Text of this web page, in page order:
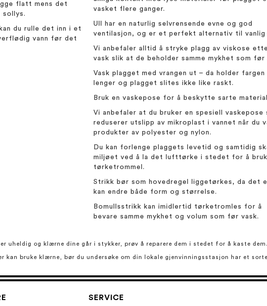
flatt mens det
sollys.
du rulle det inn i et
vann før det
vasket flere ganger.
Ull har en naturlig selvrensende evne og god
ventilasjon, og er et perfekt alternativ til vanlig
Vi anbefaler alltid å stryke plagg av viskose
vask slik at de beholder samme mykhet som før
Vask plagget med vrangen ut – da holder fargen
lenger og plagget slites ikke like raskt.
Bruk en vaskepose for å beskytte sarte
Vi anbefaler at du bruker en spesiell vaskepose
reduserer utslipp av mikroplast i vannet når du
produkter av polyester og nylon.
Du kan forlenge plaggets levetid og samtidig
miljøet ved å la det lufttørke i stedet for å
tørketrommel.
Strikk bør som hovedregel liggetørkes, da det
kan endre både form og størrelse.
Bomullsstrikk kan imidlertid tørketromles for å
bevare samme mykhet og volum som før vask.
er uheldig og klærne dine går i stykker, prøv å reparere dem i stedet for å kaste
kan bruke klærne, bør du undersøke om din lokale gjenvinningsstasjon har et
SERVICE